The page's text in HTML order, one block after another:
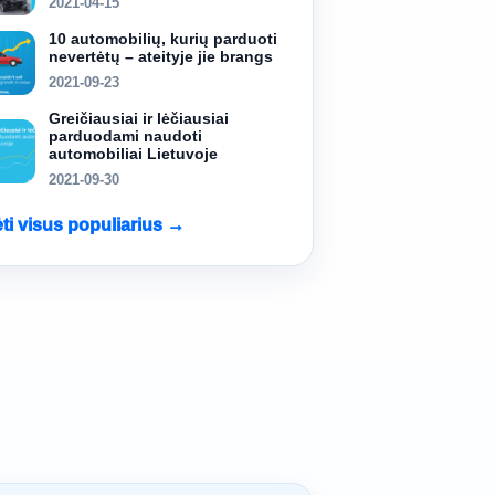
10 automobilių, kurių parduoti
nevertėtų – ateityje jie brangs
2021-09-23
Greičiausiai ir lėčiausiai
parduodami naudoti
automobiliai Lietuvoje
2021-09-30
visus populiarius →